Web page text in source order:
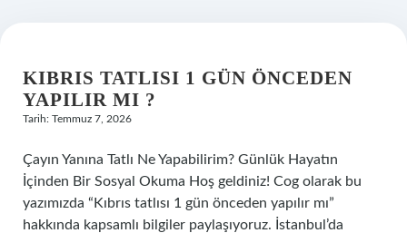
KIBRIS TATLISI 1 GÜN ÖNCEDEN
YAPILIR MI ?
Tarih: Temmuz 7, 2026
Çayın Yanına Tatlı Ne Yapabilirim? Günlük Hayatın
İçinden Bir Sosyal Okuma Hoş geldiniz! Cog olarak bu
yazımızda “Kıbrıs tatlısı 1 gün önceden yapılır mı”
hakkında kapsamlı bilgiler paylaşıyoruz. İstanbul’da